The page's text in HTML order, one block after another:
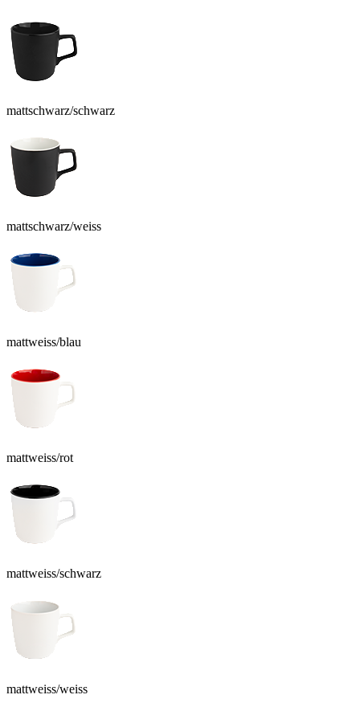
mattschwarz/schwarz
mattschwarz/weiss
mattweiss/blau
mattweiss/rot
mattweiss/schwarz
mattweiss/weiss